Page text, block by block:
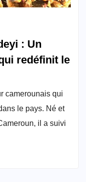
: Un
redéfinit le
camerounais qui
le pays. Né et
il a suivi